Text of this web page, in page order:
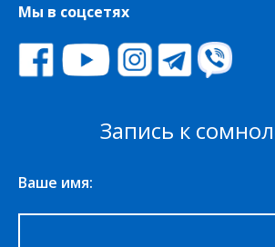
Мы в соцсетях
Запись к
Ваше имя: